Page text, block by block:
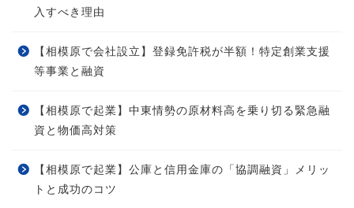
入すべき理由
【相模原で会社設立】登録免許税が半額！特定創業支援
等事業と融資
【相模原で起業】中東情勢の原材料高を乗り切る緊急融
資と物価高対策
【相模原で起業】公庫と信用金庫の「協調融資」メリッ
トと成功のコツ